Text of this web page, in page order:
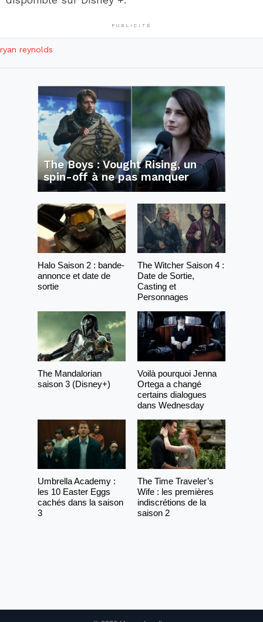
PUBLICITÉ
ryan reynolds
The Boys : Vought Rising, un
spin-off à ne pas manquer
Halo Saison 2 : bande-
annonce et date de
sortie
The Witcher Saison 4 :
Date de Sortie,
Casting et
Personnages
The Mandalorian
saison 3 (Disney+)
Voilà pourquoi Jenna
Ortega a changé
certains dialogues
dans Wednesday
Umbrella Academy :
les 10 Easter Eggs
cachés dans la saison
3
The Time Traveler’s
Wife : les premières
indiscrétions de la
saison 2